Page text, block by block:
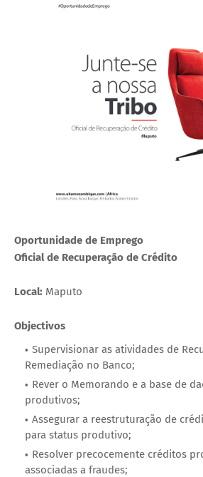
Oportunidade de Emprego
Oficial de Recuperação de Crédito
Local: Maputo
Objectivos
Supervisionar as atividades de
Remediação no Banco;
Rever o Memorando e a base de
produtivos;
Assegurar a reestruturação de
para status produtivo;
Resolver precocemente créditos
associadas a fraudes;